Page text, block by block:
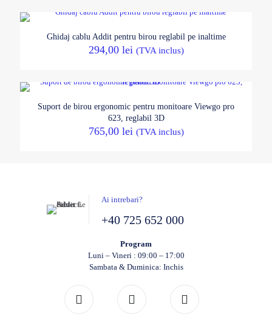
Ghidaj cablu Addit pentru birou reglabil pe inaltime
294,00 lei (TVA inclus)
Suport de birou ergonomic pentru monitoare Viewgo pro
623, reglabil 3D
765,00 lei (TVA inclus)
Ai intrebari?
+40 725 652 000
Program
Luni – Vineri : 09:00 – 17:00
Sambata & Duminica: Inchis